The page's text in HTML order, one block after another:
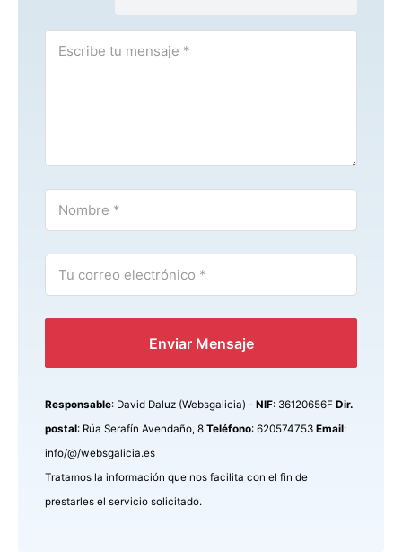
Enviar Mensaje
Responsable: David Daluz (Websgalicia) - NIF: 36120656F Dir.
postal: Rúa Serafín Avendaño, 8 Teléfono: 620574753 Email:
info/@/websgalicia.es
Tratamos la información que nos facilita con el fin de
prestarles el servicio solicitado.